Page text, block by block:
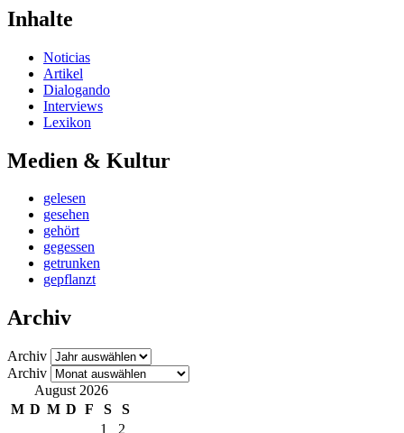
Inhalte
Noticias
Artikel
Dialogando
Interviews
Lexikon
Medien & Kultur
gelesen
gesehen
gehört
gegessen
getrunken
gepflanzt
Archiv
Archiv
Archiv
August 2026
M D M D F S
S
1
2